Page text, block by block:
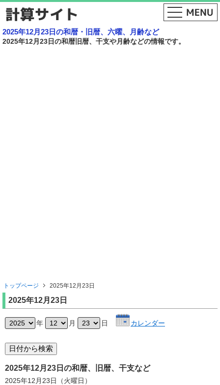
2025年12月23日の和暦・旧暦、六曜、月齢など
2025年12月23日の和暦旧暦、干支や月齢などの情報です。
トップページ 2025年12月23日
2025年12月23日
年 月 日 カレンダー
2025年12月23日の和暦、旧暦、干支など
2025年12月23日（火曜日）